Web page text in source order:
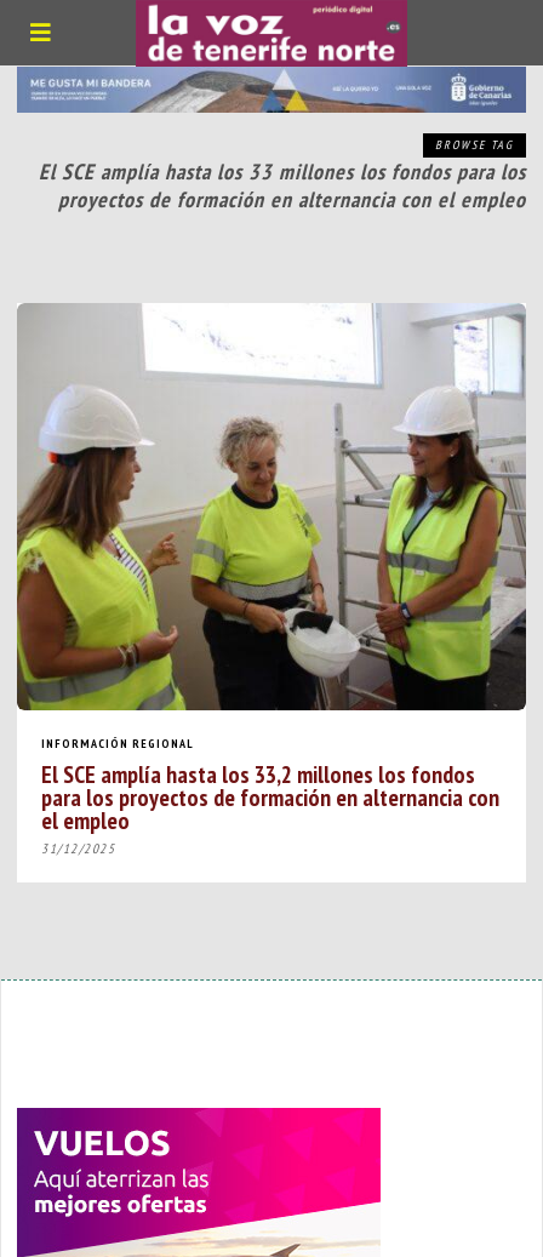
BROWSE TAG
El SCE amplía hasta los 33 millones los fondos para los
proyectos de formación en alternancia con el empleo
INFORMACIÓN REGIONAL
El SCE amplía hasta los 33,2 millones los fondos
para los proyectos de formación en alternancia con
el empleo
31/12/2025